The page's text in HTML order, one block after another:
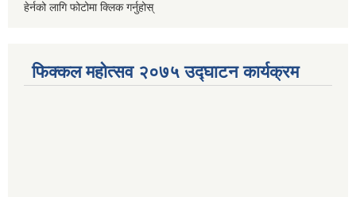
हेर्नको लागि फोटोमा क्लिक गर्नुहोस्
फिक्कल महोत्सव २०७५ उद्घाटन कार्यक्रम